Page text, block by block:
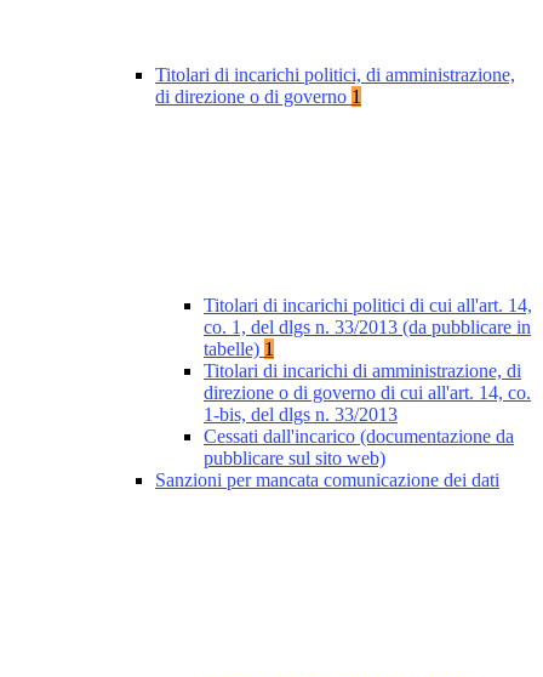
Titolari di incarichi politici, di amministrazione,
di direzione o di governo 1
Titolari di incarichi politici di cui all'art. 14,
co. 1, del dlgs n. 33/2013 (da pubblicare in
tabelle) 1
Titolari di incarichi di amministrazione, di
direzione o di governo di cui all'art. 14, co.
1-bis, del dlgs n. 33/2013
Cessati dall'incarico (documentazione da
pubblicare sul sito web)
Sanzioni per mancata comunicazione dei dati